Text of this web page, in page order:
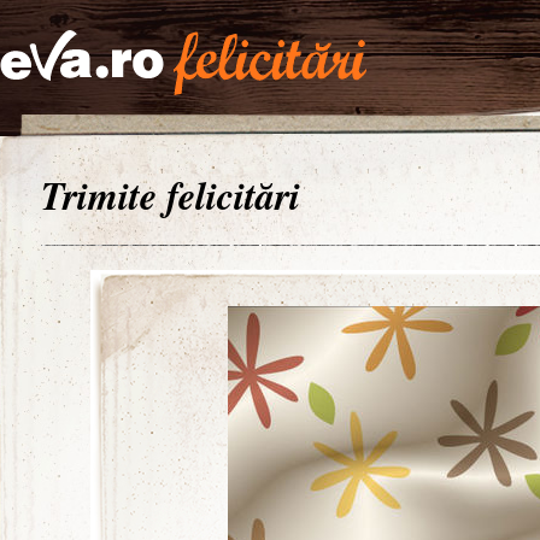
Trimite felicitări